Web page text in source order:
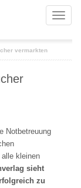
Toggle
vermarkten
Notbetreuung
alle kleinen
sieht
zu